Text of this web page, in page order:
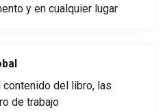
y en cualquier lugar
contenido del libro, las
de trabajo